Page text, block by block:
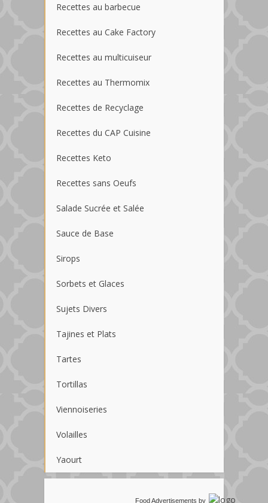
Recettes au barbecue
Recettes au Cake Factory
Recettes au multicuiseur
Recettes au Thermomix
Recettes de Recyclage
Recettes du CAP Cuisine
Recettes Keto
Recettes sans Oeufs
Salade Sucrée et Salée
Sauce de Base
Sirops
Sorbets et Glaces
Sujets Divers
Tajines et Plats
Tartes
Tortillas
Viennoiseries
Volailles
Yaourt
Food Advertisements by